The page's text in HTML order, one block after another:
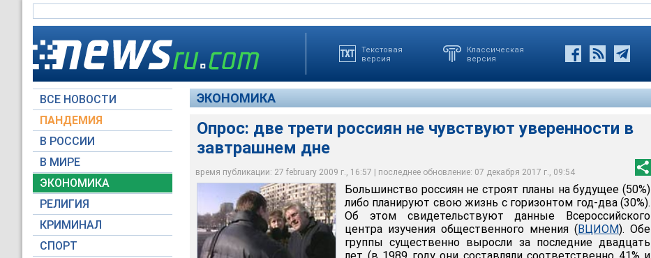
Текстовая
версия
Классическая
версия
ВСЕ НОВОСТИ
ПАНДЕМИЯ
В РОССИИ
В МИРЕ
ЭКОНОМИКА
РЕЛИГИЯ
КРИМИНАЛ
СПОРТ
ЭКОНОМИКА
Опрос: две трети россиян не чувствуют уверенности в
завтрашнем дне
время публикации: 27 february 2009 г., 16:57 | последнее обновление: 07 декабря 2017 г., 09:54
Большинство россиян не строят планы на будущее либо планируют свою жизнь с
горизонтом год-два
Архив NEWSru.com
Большинство россиян не строят планы на будущее (50%)
либо планируют свою жизнь с горизонтом год-два (30%).
Об этом свидетельствуют данные Всероссийского
центра изучения общественного мнения (ВЦИОМ). Обе
группы существенно выросли за последние двадцать